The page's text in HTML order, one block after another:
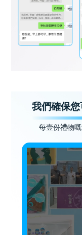
我們確保
每壹份禮物